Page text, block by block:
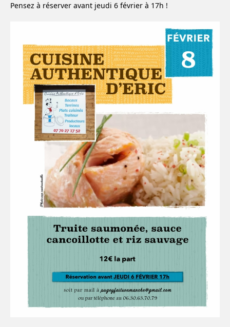
Pensez à réserver avant jeudi 6 février à 17h !